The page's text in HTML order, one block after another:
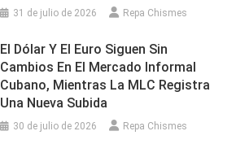
31 de julio de 2026 Repa Chismes
El Dólar Y El Euro Siguen Sin
Cambios En El Mercado Informal
Cubano, Mientras La MLC Registra
Una Nueva Subida
30 de julio de 2026 Repa Chismes